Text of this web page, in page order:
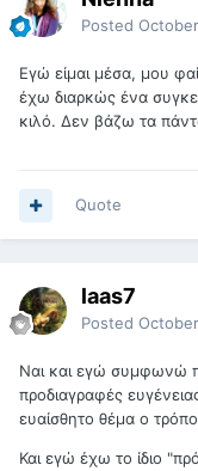
Posted
Εγώ είμαι μέσα, μου
έχω διαρκώς ένα
κιλό. Δεν βάζω τα
Quote
laas7
Posted
Ναι και εγώ συμφωνώ
προδιαγραφές
ευαίσθητο θέμα ο
Και εγώ έχω το ίδιο